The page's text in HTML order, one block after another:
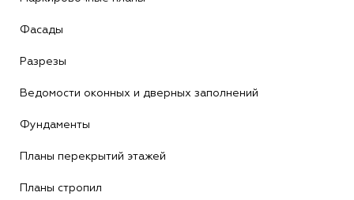
Фасады
Разрезы
Ведомости оконных и дверных заполнений
Фундаменты
Планы перекрытий этажей
Планы стропил